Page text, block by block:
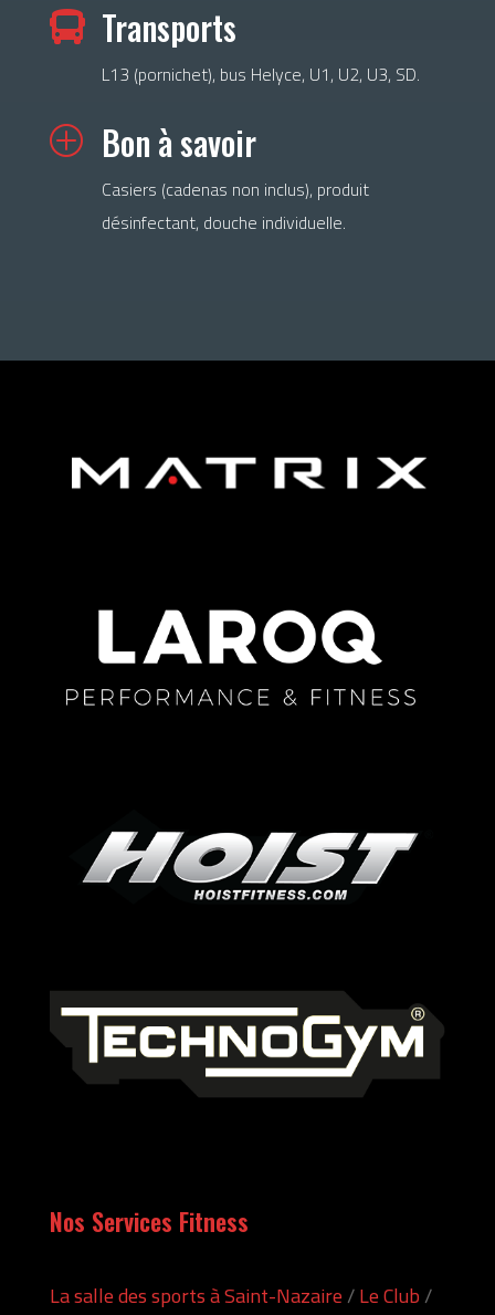
 Transports
L13 (pornichet), bus Helyce, U1, U2, U3, SD.
P Bon à savoir
Casiers (cadenas non inclus), produit
désinfectant, douche individuelle.
Nos Services Fitness
La salle des sports à Saint-Nazaire/Le Club/